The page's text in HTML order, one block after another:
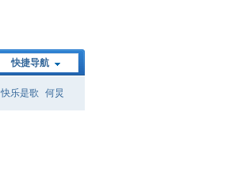
快捷导航
快乐是歌 何炅